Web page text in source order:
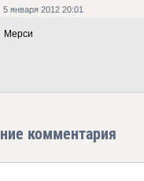
5 января 2012 20:01
Мерси
комментария